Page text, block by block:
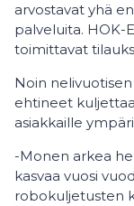
arvostavat yhä
palveluita.
toimittavat
Noin
ehtineet
asiakkaille
-Monen arkea
kasvaa vuosi
robokuljetusten